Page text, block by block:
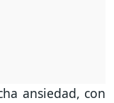
ansiedad, con